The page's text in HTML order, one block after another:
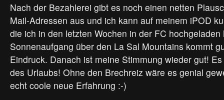
Nach der Bezahlerei gibt es noch einen netten
Mail-Adressen aus und ich kann auf meinem iPOD
die ich in den letzten Wochen in der FC hochgeladen
Sonnenaufgang über den La Sal Mountains kommt
Eindruck. Danach ist meine Stimmung wieder gut!
des Urlaubs! Ohne den Brechreiz wäre es genial
echt coole neue Erfahrung :-)